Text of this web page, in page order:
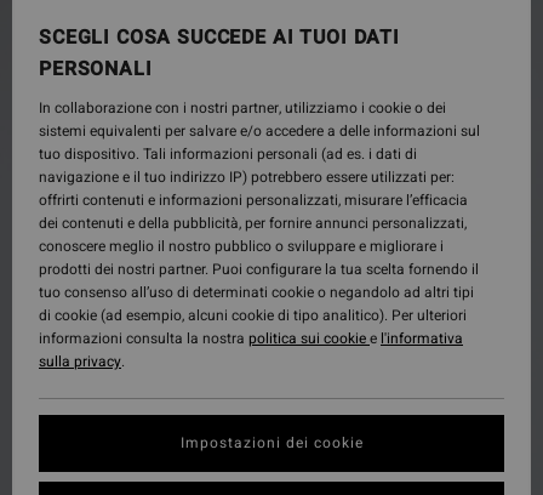
SCEGLI COSA SUCCEDE AI TUOI DATI
PERSONALI
In collaborazione con i nostri partner, utilizziamo i cookie o dei
sistemi equivalenti per salvare e/o accedere a delle informazioni sul
tuo dispositivo. Tali informazioni personali (ad es. i dati di
navigazione e il tuo indirizzo IP) potrebbero essere utilizzati per:
offrirti contenuti e informazioni personalizzati, misurare l’efficacia
dei contenuti e della pubblicità, per fornire annunci personalizzati,
conoscere meglio il nostro pubblico o sviluppare e migliorare i
prodotti dei nostri partner. Puoi configurare la tua scelta fornendo il
tuo consenso all’uso di determinati cookie o negandolo ad altri tipi
di cookie (ad esempio, alcuni cookie di tipo analitico). Per ulteriori
informazioni consulta la nostra politica sui cookiee l'informativa
sulla privacy.
Impostazioni dei cookie